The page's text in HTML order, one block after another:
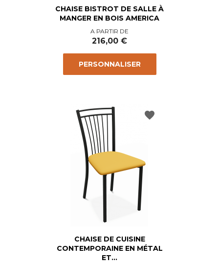
CHAISE BISTROT DE SALLE À
MANGER EN BOIS AMERICA
Prix
A PARTIR DE
216,00 €
PERSONNALISER
CHAISE DE CUISINE
CONTEMPORAINE EN MÉTAL
ET...
favorite